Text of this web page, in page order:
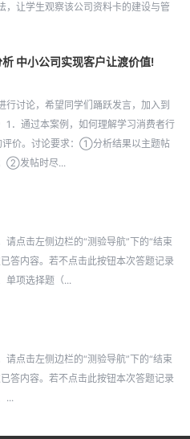
，让学生观察该公司资料卡的建设与管
中小公司实现客户让渡价值!
讨论，希望同学们踊跃发言，加入到
1．通过本案例，如何理解学习消费者行
评价。讨论要求：①分析结果以主题帖
②发帖时尽...
点击左侧边栏的“测验导航”下的“结束
答内容。若不点击此按钮本次答题记录
单项选择题（...
点击左侧边栏的“测验导航”下的“结束
答内容。若不点击此按钮本次答题记录
...